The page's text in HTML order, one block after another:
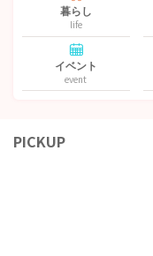
暮らし
life
イベント
event
PICKUP